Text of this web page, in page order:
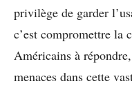
privilège de garder
c’est compromettre la
Américains à
menaces dans cette